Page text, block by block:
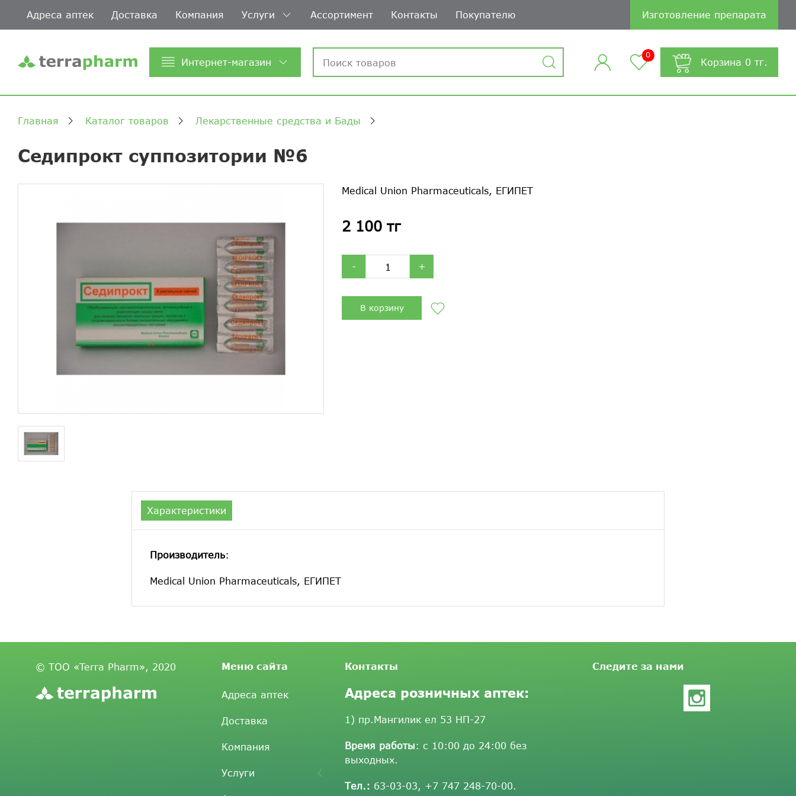
Адреса аптек Доставка Компания Услуги Ассортимент Контакты Покупателю Изготовление препарата
Интернет-магазин
0
Корзина 0 тг.
Главная Каталог товаров Лекарственные средства и Бады
Седипрокт суппозитории №6
Medical Union Pharmaceuticals, ЕГИПЕТ
2 100 тг
- +
В корзину
Характеристики
Производитель:
Medical Union Pharmaceuticals, ЕГИПЕТ
© ТОО «Terra Pharm», 2020 Меню сайта
Адреса аптек
Доставка
Компания
Услуги
Контакты
Адреса розничных аптек:
1) пр.Мангилик ел 53 НП-27
Время работы: с 10:00 до 24:00 без
выходных.
Тел.: 63-03-03, +7 747 248-70-00.
Следите за нами